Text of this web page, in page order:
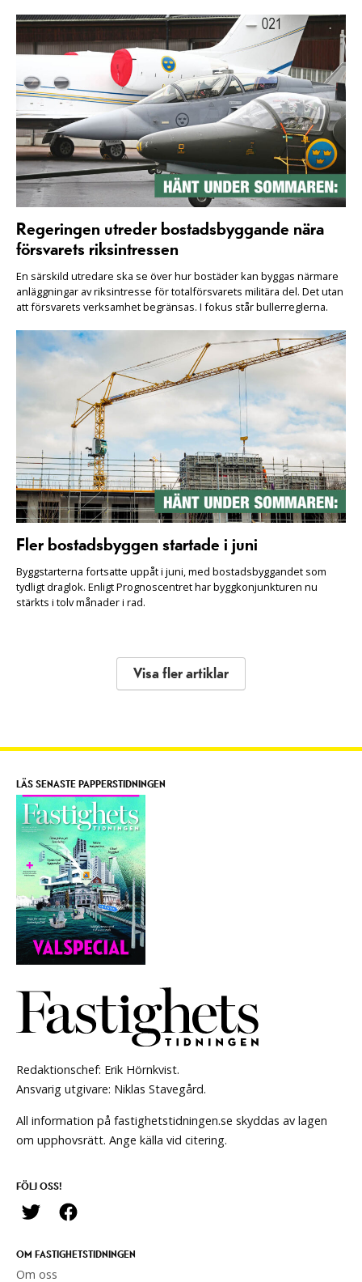
Regeringen utreder bostadsbyggande nära
försvarets riksintressen
En särskild utredare ska se över hur bostäder kan byggas närmare
anläggningar av riksintresse för totalförsvarets militära del. Det utan
att försvarets verksamhet begränsas. I fokus står bullerreglerna.
Fler bostadsbyggen startade i juni
Byggstarterna fortsatte uppåt i juni, med bostadsbyggandet som
tydligt draglok. Enligt Prognoscentret har byggkonjunkturen nu
stärkts i tolv månader i rad.
Visa fler artiklar
Redaktionschef: Erik Hörnkvist.
Ansvarig utgivare: Niklas Stavegård.
All information på fastighetstidningen.se skyddas av lagen
om upphovsrätt. Ange källa vid citering.
FÖLJ OSS!
OM FASTIGHETSTIDNINGEN
Om oss
LÄS SENASTE PAPPERSTIDNINGEN